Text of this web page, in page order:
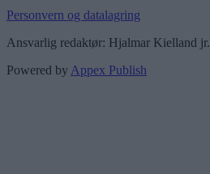
Personvern og datalagring
Ansvarlig redaktør: Hjalmar Kielland jr.
Powered by Appex Publish